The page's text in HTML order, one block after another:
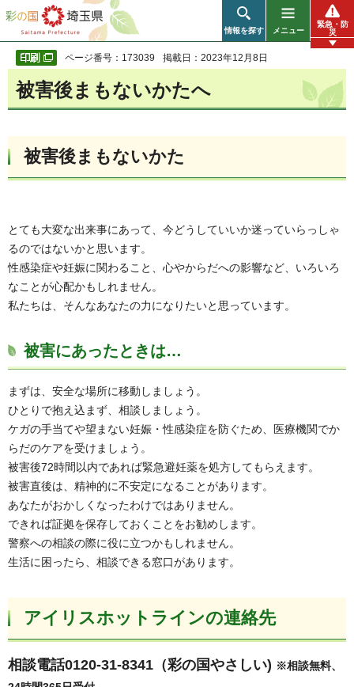
彩の国 埼玉県
情報を探す メニュー
緊急・防
災
ページ番号：173039 掲載日：2023年12月8日
被害後まもないかたへ
被害後まもないかた
とても大変な出来事にあって、今どうしていいか迷っていらっしゃ
るのではないかと思います。
性感染症や妊娠に関わること、心やからだへの影響など、いろいろ
なことが心配かもしれません。
私たちは、そんなあなたの力になりたいと思っています。
被害にあったときは…
まずは、安全な場所に移動しましょう。
ひとりで抱え込まず、相談しましょう。
ケガの手当てや望まない妊娠・性感染症を防ぐため、医療機関でか
らだのケアを受けましょう。
被害後72時間以内であれば緊急避妊薬を処方してもらえます。
被害直後は、精神的に不安定になることがあります。
あなたがおかしくなったわけではありません。
できれば証拠を保存しておくことをお勧めします。
警察への相談の際に役に立つかもしれません。
生活に困ったら、相談できる窓口があります。
アイリスホットラインの連絡先
相談電話0120-31-8341（彩の国やさしい) ※相談無料、